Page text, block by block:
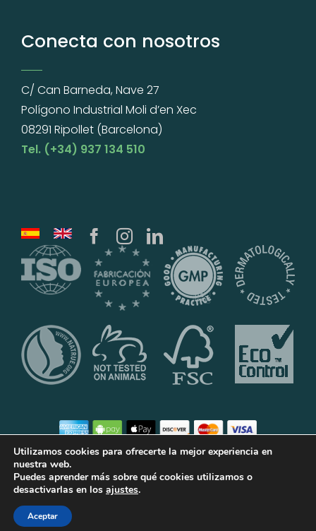
Conecta con nosotros
C/ Can Barneda, Nave 27
Polígono Industrial Moli d’en Xec
08291 Ripollet (Barcelona)
Tel. (+34) 937 134 510
©2020 Laboratorios Klein Cosmetica, S.L.U.
Utilizamos cookies para ofrecerte la mejor experiencia en
nuestra web.
Puedes aprender más sobre qué cookies utilizamos o
desactivarlas en los ajustes.
Aceptar